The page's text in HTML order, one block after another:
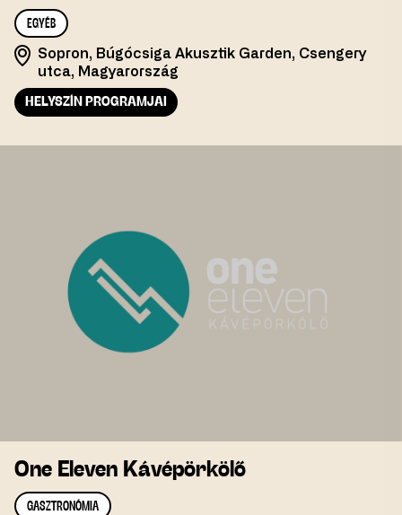
EGYÉB
Sopron, Búgócsiga Akusztik Garden, Csengery
utca, Magyarország
HELYSZÍN PROGRAMJAI
One Eleven Kávépörkölő
GASZTRONÓMIA